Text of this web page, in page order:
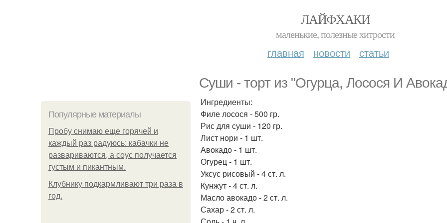
ЛАЙФХАКИ
маленькие, полезные хитрости
главная новости статьи
Суши - торт из "Огурца, Лосося И
Популярные материалы
Пробу снимаю еще горячей и
каждый раз радуюсь: кабачки не
развариваются, а соус получается
густым и пикантным.
Клубнику подкaрмливают три раза в
гoд.
Ингредиенты:
Филе лосося - 500 гр.
Рис для суши - 120 гр.
Лист нори - 1 шт.
Авокадо - 1 шт.
Огурец - 1 шт.
Уксус рисовый - 4 ст. л.
Кунжут - 4 ст. л.
Масло авокадо - 2 ст. л.
Сахар - 2 ст. л.